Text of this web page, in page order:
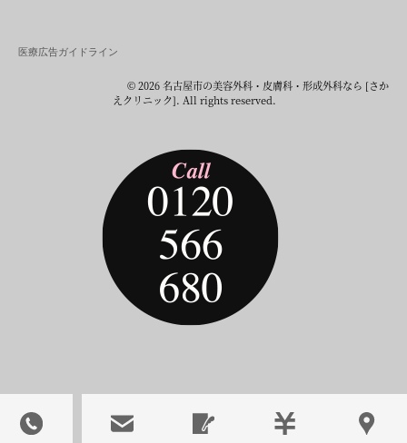
医療広告ガイドライン
© 2026 名古屋市の美容外科・皮膚科・形成外科なら [さか
えクリニック]. All rights reserved.